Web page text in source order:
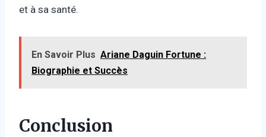
et à sa santé.
En Savoir Plus Ariane Daguin Fortune :
Biographie et Succès
Conclusion